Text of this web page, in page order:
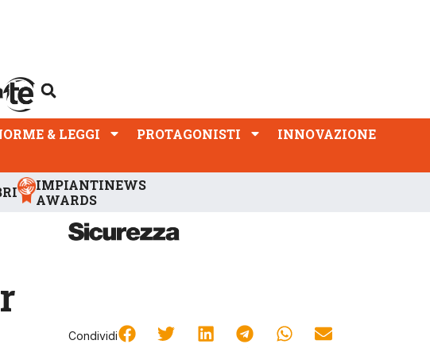
& LEGGI PROTAGONISTI
INNOVAZIONE
IMPIANTINEWS
AWARDS
Condividi